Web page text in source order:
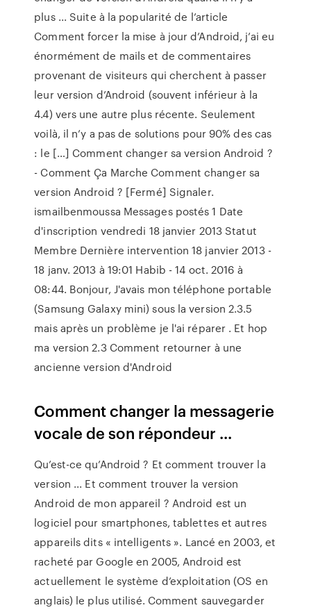
plus ... Suite à la popularité de l’article
Comment forcer la mise à jour d’Android, j’ai eu
énormément de mails et de commentaires
provenant de visiteurs qui cherchent à passer
leur version d’Android (souvent inférieur à la
4.4) vers une autre plus récente. Seulement
voilà, il n’y a pas de solutions pour 90% des cas
: le […] Comment changer sa version Android ?
- Comment Ça Marche Comment changer sa
version Android ? [Fermé] Signaler.
ismailbenmoussa Messages postés 1 Date
d'inscription vendredi 18 janvier 2013 Statut
Membre Dernière intervention 18 janvier 2013 -
18 janv. 2013 à 19:01 Habib - 14 oct. 2016 à
08:44. Bonjour, J'avais mon téléphone portable
(Samsung Galaxy mini) sous la version 2.3.5
mais après un problème je l'ai réparer . Et hop
ma version 2.3 Comment retourner à une
ancienne version d'Android
Comment changer la messagerie
vocale de son répondeur ...
Qu’est-ce qu’Android ? Et comment trouver la
version ... Et comment trouver la version
Android de mon appareil ? Android est un
logiciel pour smartphones, tablettes et autres
appareils dits « intelligents ». Lancé en 2003, et
racheté par Google en 2005, Android est
actuellement le système d’exploitation (OS en
anglais) le plus utilisé. Comment sauvegarder